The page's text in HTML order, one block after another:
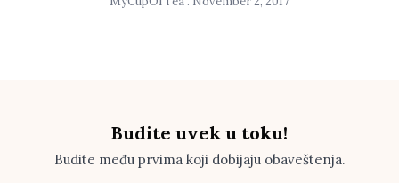
Budite uvek u toku!
Budite među prvima koji dobijaju obaveštenja.